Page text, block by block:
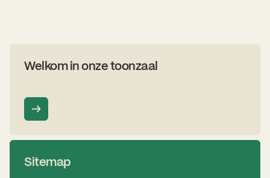
Welkom in onze toonzaal
Sitemap